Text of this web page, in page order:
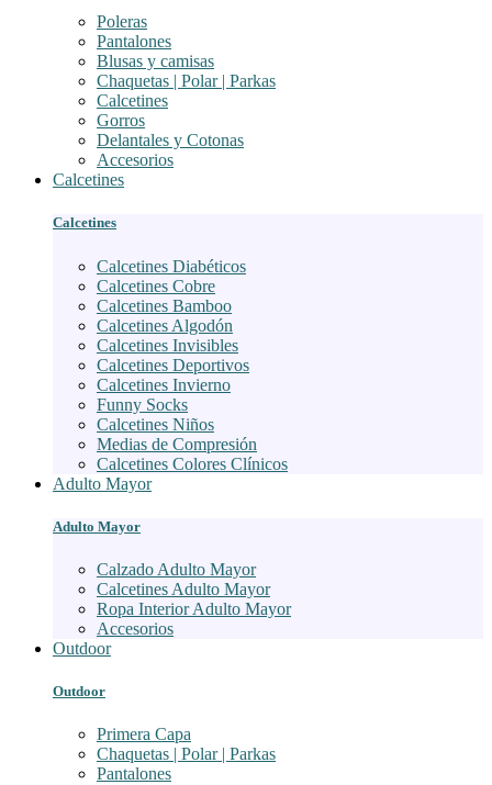
Poleras
Pantalones
Blusas y camisas
Chaquetas | Polar | Parkas
Calcetines
Gorros
Delantales y Cotonas
Accesorios
Calcetines
Calcetines
Calcetines Diabéticos
Calcetines Cobre
Calcetines Bamboo
Calcetines Algodón
Calcetines Invisibles
Calcetines Deportivos
Calcetines Invierno
Funny Socks
Calcetines Niños
Medias de Compresión
Calcetines Colores Clínicos
Adulto Mayor
Adulto Mayor
Calzado Adulto Mayor
Calcetines Adulto Mayor
Ropa Interior Adulto Mayor
Accesorios
Outdoor
Outdoor
Primera Capa
Chaquetas | Polar | Parkas
Pantalones